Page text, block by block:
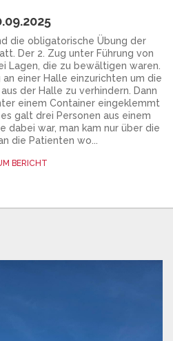
die obligatorische Übung der
Der 2. Zug unter Führung von
Lagen, die zu bewältigen waren.
einer Halle einzurichten um die
der Halle zu verhindern. Dann
einem Container eingeklemmt
galt drei Personen aus einem
dabei war, man kam nur über die
die Patienten wo...
BERICHT